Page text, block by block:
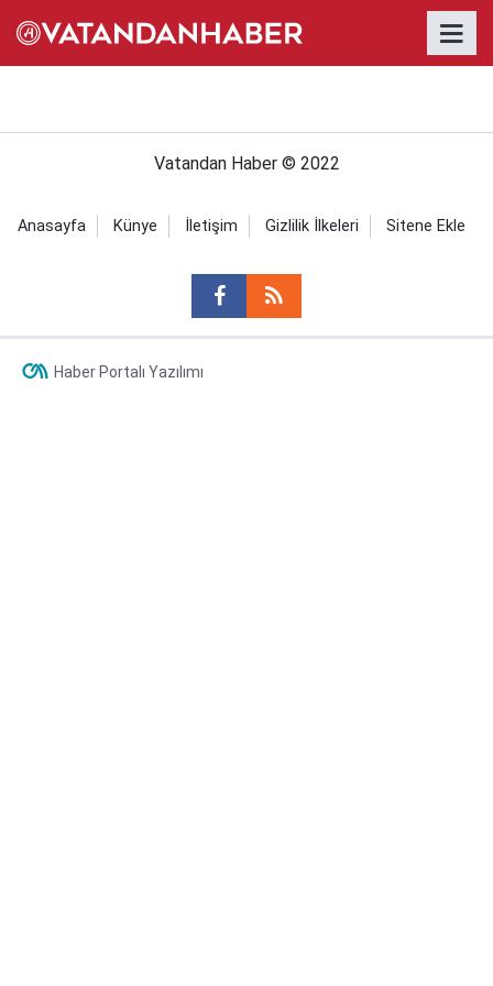
Vatandan Haber © 2022
Anasayfa Künye İletişim Gizlilik İlkeleri Sitene Ekle
Haber Portalı Yazılımı